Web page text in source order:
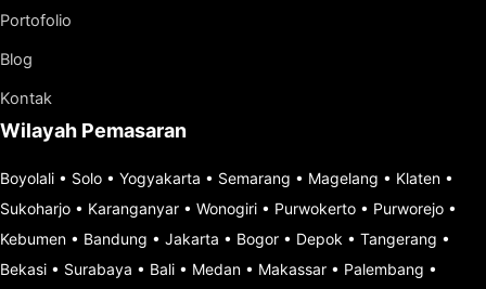
Portofolio
Blog
Kontak
Wilayah Pemasaran
Boyolali • Solo • Yogyakarta • Semarang • Magelang • Klaten •
Sukoharjo • Karanganyar • Wonogiri • Purwokerto • Purworejo •
Kebumen • Bandung • Jakarta • Bogor • Depok • Tangerang •
Bekasi • Surabaya • Bali • Medan • Makassar • Palembang •